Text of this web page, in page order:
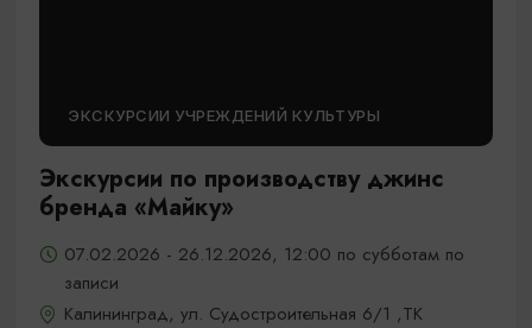
ЭКСКУРСИИ УЧРЕЖДЕНИЙ КУЛЬТУРЫ
Экскурсии по производству джинс
бренда «Майку»
07.02.2026 - 26.12.2026, 12:00 по субботам по
записи
Калининград, ул. Судостроительная 6/1 ,ТК